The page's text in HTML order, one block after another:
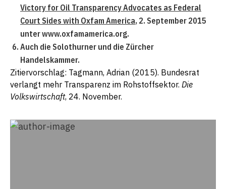
Victory for Oil Transparency Advocates as Federal
Court Sides with Oxfam America, 2. September 2015
unter www.oxfamamerica.org.
Auch die Solothurner und die Zürcher
Handelskammer.
Zitiervorschlag: Tagmann, Adrian (2015). Bundesrat
verlangt mehr Transparenz im Rohstoffsektor. Die
Volkswirtschaft, 24. November.